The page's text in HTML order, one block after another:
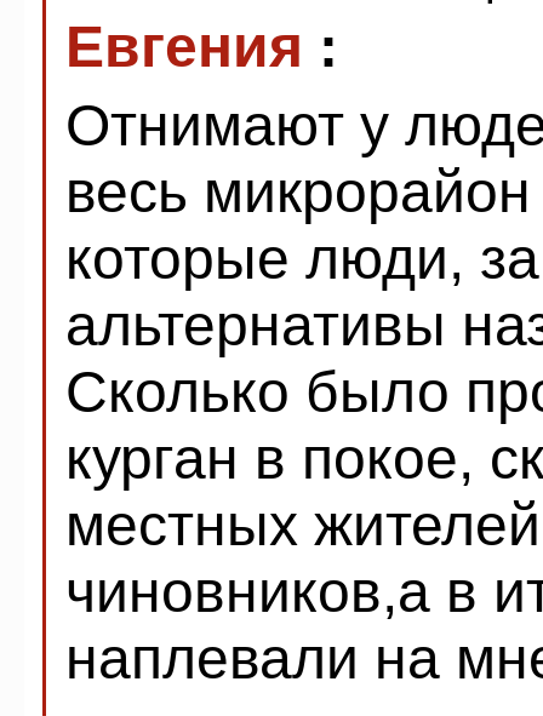
Евгения :
Отнимают у
весь
которые люди,
альтернативы
Сколько было
курган в покое,
местных
чиновников,а в
наплевали на